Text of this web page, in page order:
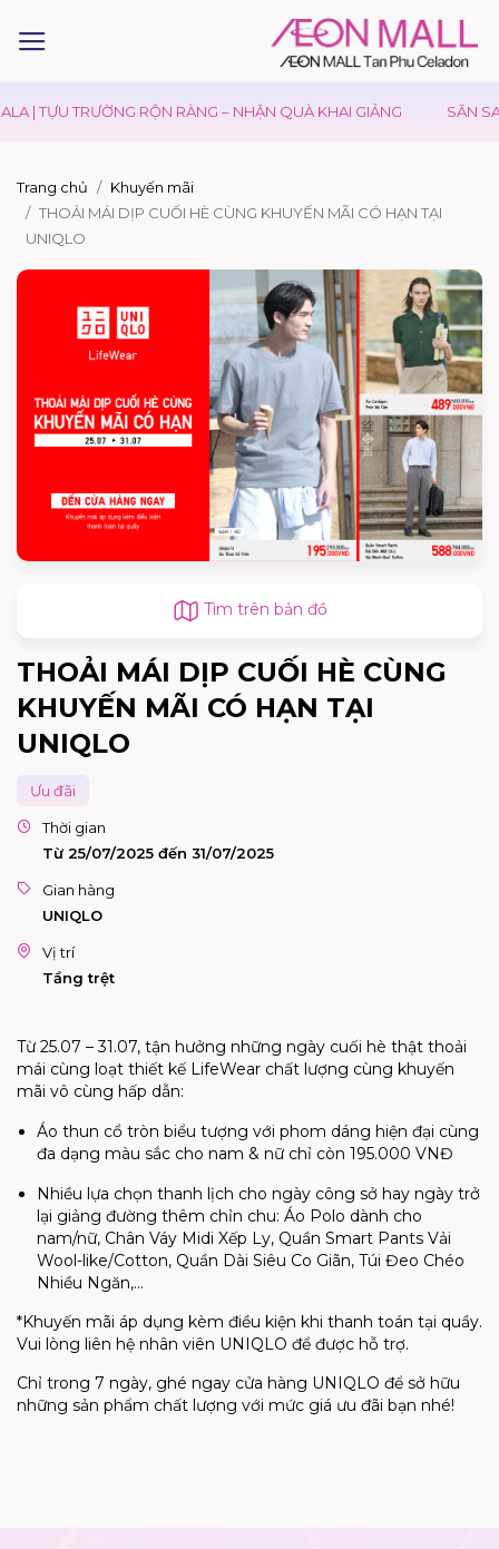
| TỰU TRƯỜNG RỘN RÀNG – NHẬN QUÀ KHAI GIẢNG SĂN
Trang chủ
Khuyến mãi
THOẢI MÁI DỊP CUỐI HÈ CÙNG KHUYẾN MÃI CÓ HẠN TẠI
UNIQLO
Tìm trên bản đồ
THOẢI MÁI DỊP CUỐI HÈ CÙNG
KHUYẾN MÃI CÓ HẠN TẠI
UNIQLO
Ưu đãi
Thời gian
Từ 25/07/2025 đến 31/07/2025
Gian hàng
UNIQLO
Vị trí
Tầng trệt
Từ 25.07 – 31.07, tận hưởng những ngày cuối hè thật thoải
mái cùng loạt thiết kế LifeWear chất lượng cùng khuyến
mãi vô cùng hấp dẫn:
Áo thun cổ tròn biểu tượng với phom dáng hiện đại cùng
đa dạng màu sắc cho nam & nữ chỉ còn 195.000 VNĐ
Nhiều lựa chọn thanh lịch cho ngày công sở hay ngày trở
lại giảng đường thêm chỉn chu: Áo Polo dành cho
nam/nữ, Chân Váy Midi Xếp Ly, Quần Smart Pants Vải
Wool-like/Cotton, Quần Dài Siêu Co Giãn, Túi Đeo Chéo
Nhiều Ngăn,...
*Khuyến mãi áp dụng kèm điều kiện khi thanh toán tại quầy.
Vui lòng liên hệ nhân viên UNIQLO để được hỗ trợ.
Chỉ trong 7 ngày, ghé ngay cửa hàng UNIQLO để sở hữu
những sản phẩm chất lượng với mức giá ưu đãi bạn nhé!